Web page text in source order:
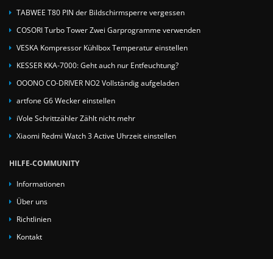
TABWEE T80 PIN der Bildschirmsperre vergessen
COSORI Turbo Tower Zwei Garprogramme verwenden
VESKA Kompressor Kühlbox Temperatur einstellen
KESSER KKA-7000: Geht auch nur Entfeuchtung?
OOONO CO-DRIVER NO2 Vollständig aufgeladen
artfone G6 Wecker einstellen
iVole Schrittzähler Zählt nicht mehr
Xiaomi Redmi Watch 3 Active Uhrzeit einstellen
HILFE-COMMUNITY
Informationen
Über uns
Richtlinien
Kontakt